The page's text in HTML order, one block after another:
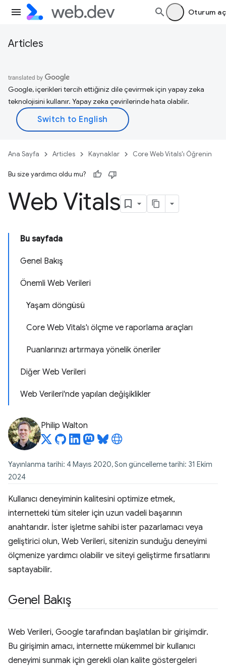
Oturum aç
Articles
Google, içerikleri tercih ettiğiniz dile çevirmek için yapay zeka
teknolojisini kullanır. Yapay zeka çevirilerinde hata olabilir.
Ana Sayfa Articles Kaynaklar Core Web Vitals'ı Öğrenin
Bu size yardımcı oldu mu?
Web Vitals
Bu sayfada
Genel Bakış
Önemli Web Verileri
Yaşam döngüsü
Core Web Vitals'ı ölçme ve raporlama araçları
Puanlarınızı artırmaya yönelik öneriler
Diğer Web Verileri
Web Verileri'nde yapılan değişiklikler
Philip Walton
Yayınlanma tarihi: 4 Mayıs 2020, Son güncelleme tarihi: 31 Ekim
2024
Kullanıcı deneyiminin kalitesini optimize etmek,
internetteki tüm siteler için uzun vadeli başarının
anahtarıdır. İster işletme sahibi ister pazarlamacı veya
geliştirici olun, Web Verileri, sitenizin sunduğu deneyimi
ölçmenize yardımcı olabilir ve siteyi geliştirme fırsatlarını
saptayabilir.
Genel Bakış
Web Verileri, Google tarafından başlatılan bir girişimdir.
Bu girişimin amacı, internette mükemmel bir kullanıcı
deneyimi sunmak için gerekli olan kalite göstergeleri